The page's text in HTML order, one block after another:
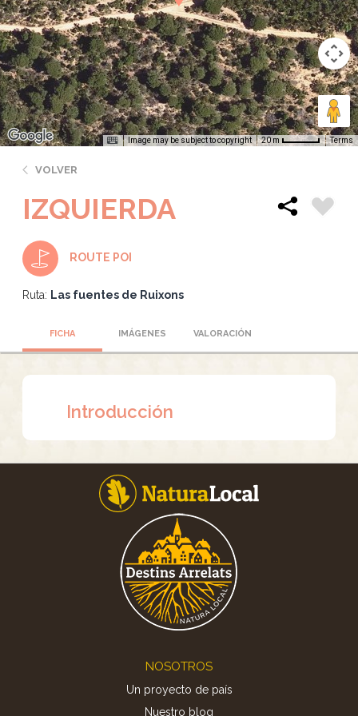
Image may be subject to copyright 20 m Terms
VOLVER
IZQUIERDA
ROUTE POI
Ruta: Las fuentes de Ruixons
FICHA IMÁGENES VALORACIÓN
Introducción
NOSOTROS
Un proyecto de país
Nuestro blog